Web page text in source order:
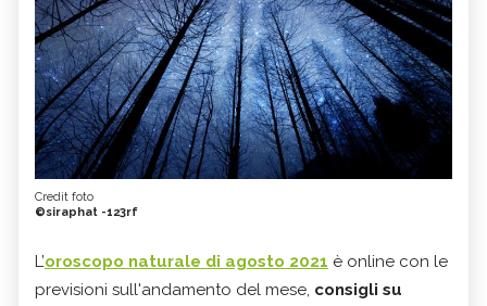
Credit foto
©siraphat -123rf
L’oroscopo naturale di agosto 2021 è online con le
previsioni sull'andamento del mese, consigli su